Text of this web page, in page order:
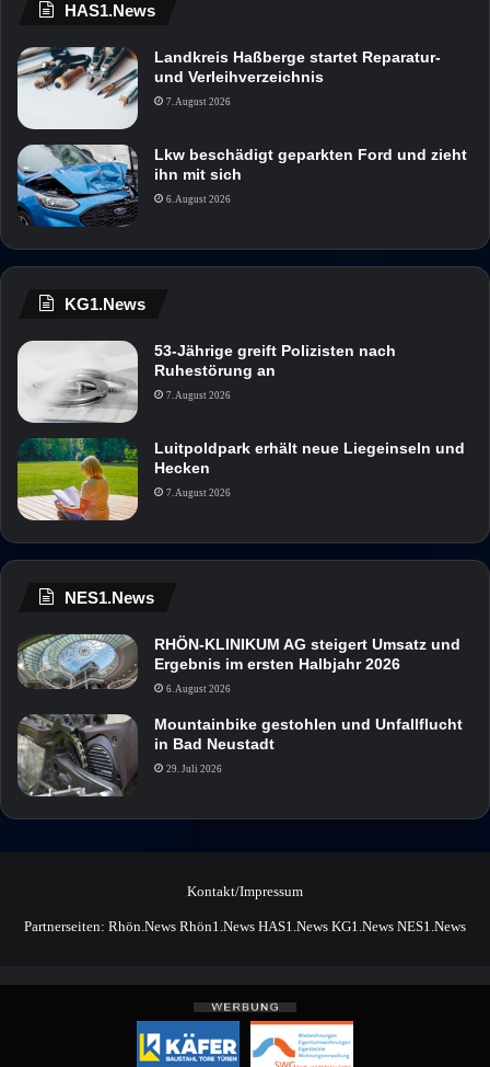
HAS1.News
Landkreis Haßberge startet Reparatur-
und Verleihverzeichnis
7. August 2026
Lkw beschädigt geparkten Ford und zieht
ihn mit sich
6. August 2026
KG1.News
53-Jährige greift Polizisten nach
Ruhestörung an
7. August 2026
Luitpoldpark erhält neue Liegeinseln und
Hecken
7. August 2026
NES1.News
RHÖN-KLINIKUM AG steigert Umsatz und
Ergebnis im ersten Halbjahr 2026
6. August 2026
Mountainbike gestohlen und Unfallflucht
in Bad Neustadt
29. Juli 2026
Kontakt/Impressum
Partnerseiten: Rhön.News Rhön1.News HAS1.News KG1.News NES1.News